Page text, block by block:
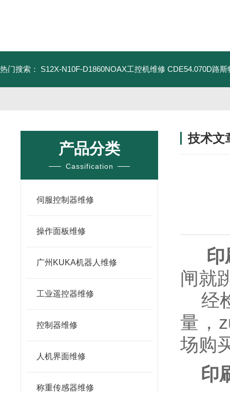
热门搜索： S12X-N10F-D1860NOAX工控机维修 CDE54.070D路
产品分类
Cassification
伺服控制器维修
操作面板维修
广州KUKA机器人维修
工业遥控器维修
控制器维修
人机界面维修
称重传感器维修
技术文
印
闸就
经
量，
场购
印